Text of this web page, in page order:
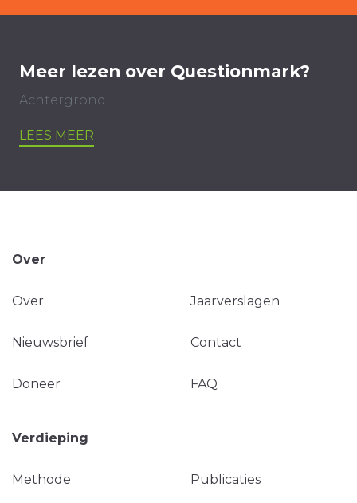
Meer lezen over Questionmark?
Achtergrond
LEES MEER
Over
Over Jaarverslagen
Nieuwsbrief Contact
Doneer FAQ
Verdieping
Methode Publicaties